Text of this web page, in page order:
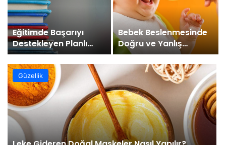
Eğitimde Başarıyı
Destekleyen Planlı
Çalışma Stratejileri
Bebek Beslenmesinde
Doğru ve Yanlış
Beslenme Alışkanlıkları
Güzellik